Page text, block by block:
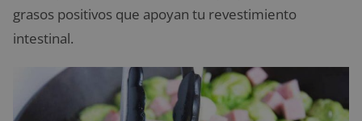
grasos positivos que apoyan tu revestimiento
intestinal.